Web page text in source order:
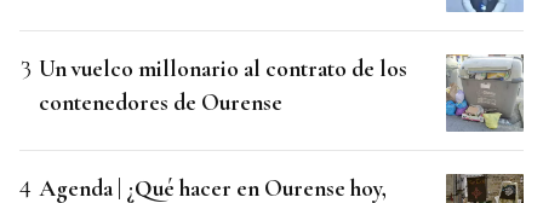
Un vuelco millonario al contrato de los
contenedores de Ourense
Agenda | ¿Qué hacer en Ourense hoy,